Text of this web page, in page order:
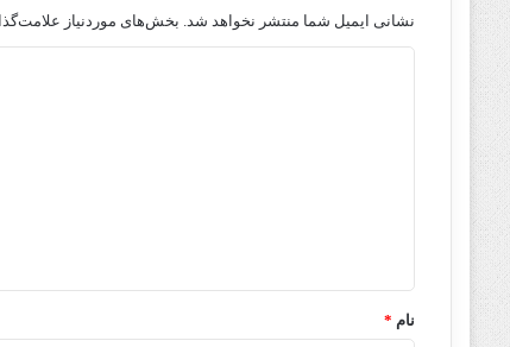
نشانی ایمیل شما منتشر نخواهد شد. بخش‌های موردنیاز
نام *